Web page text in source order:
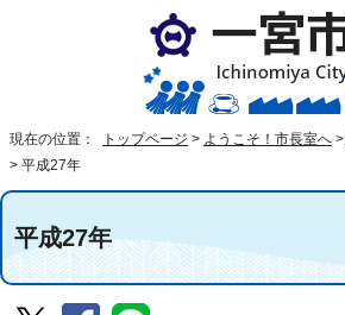
現在の位置： トップページ > ようこそ！市長室へ >
> 平成27年
平成27年